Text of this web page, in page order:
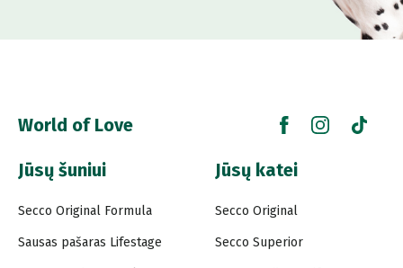
World of Love
Jūsų šuniui
Secco Original Formula
Sausas pašaras Lifestage
Jūsų katei
Secco Original
Secco Superior